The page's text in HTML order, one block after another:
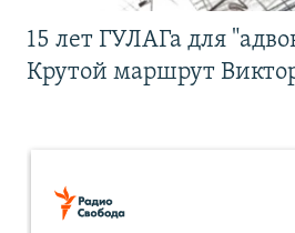
15 лет ГУЛАГа для
Крутой маршрут